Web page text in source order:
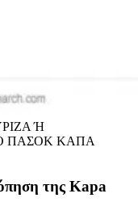
Ή
ΠΑΣΟΚ ΚΑΠΑ
της Kapa